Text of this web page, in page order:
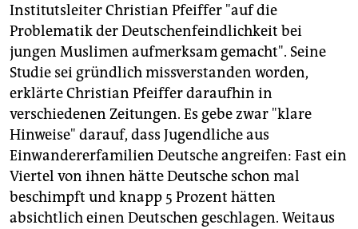
Institutsleiter Christian Pfeiffer "auf die
Problematik der Deutschenfeindlichkeit bei
jungen Muslimen aufmerksam gemacht". Seine
Studie sei gründlich missverstanden worden,
erklärte Christian Pfeiffer daraufhin in
verschiedenen Zeitungen. Es gebe zwar "klare
Hinweise" darauf, dass Jugendliche aus
Einwandererfamilien Deutsche angreifen: Fast ein
Viertel von ihnen hätte Deutsche schon mal
beschimpft und knapp 5 Prozent hätten
absichtlich einen Deutschen geschlagen. Weitaus